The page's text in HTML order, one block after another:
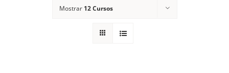
FinanciadoMostrar 12 Cursos